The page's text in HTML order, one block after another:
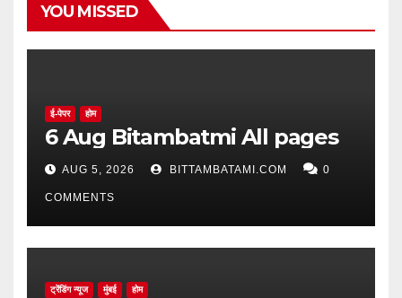
YOU MISSED
ई-पेपर होम
6 Aug Bitambatmi All pages
AUG 5, 2026 BITTAMBATAMI.COM 0
COMMENTS
ट्रेंडिंग न्यूज मुंबई होम